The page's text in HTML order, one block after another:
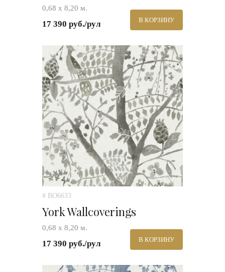
0,68 х 8,20 м.
17 390 руб./рул В КОРЗИНУ
# BO6633
York Wallcoverings
0,68 х 8,20 м.
17 390 руб./рул В КОРЗИНУ